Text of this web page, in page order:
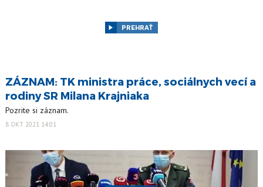
PREHRAŤ
ZÁZNAM: TK ministra práce, sociálnych vecí a
rodiny SR Milana Krajniaka
Pozrite si záznam.
8 OKT 2021 14:01